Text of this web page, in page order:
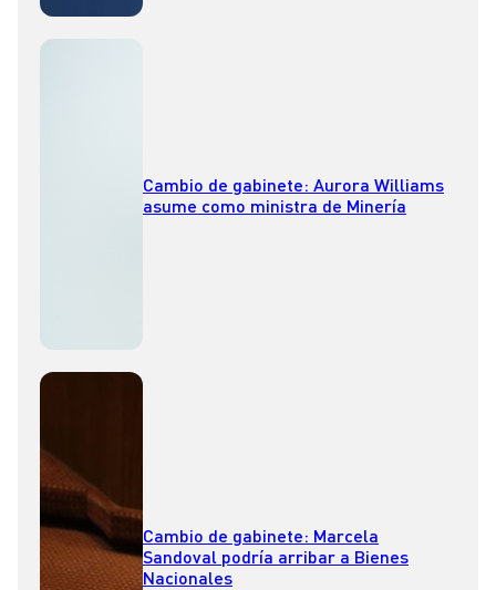
Cambio de gabinete: Aurora Williams
asume como ministra de Minería
Cambio de gabinete: Marcela
Sandoval podría arribar a Bienes
Nacionales